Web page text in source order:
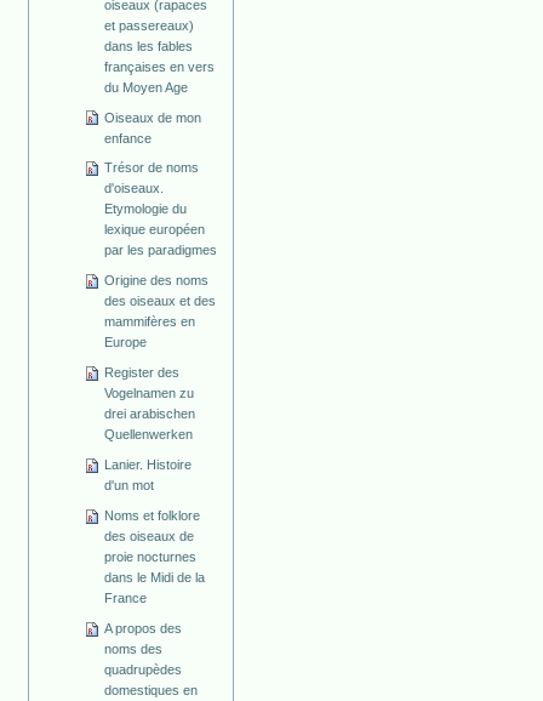
oiseaux (rapaces
et passereaux)
dans les fables
françaises en vers
du Moyen Age
Oiseaux de mon
enfance
Trésor de noms
d'oiseaux.
Etymologie du
lexique européen
par les paradigmes
Origine des noms
des oiseaux et des
mammifères en
Europe
Register des
Vogelnamen zu
drei arabischen
Quellenwerken
Lanier. Histoire
d'un mot
Noms et folklore
des oiseaux de
proie nocturnes
dans le Midi de la
France
A propos des
noms des
quadrupèdes
domestiques en